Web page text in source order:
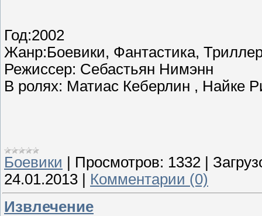
Год:2002
Жанр:Боевики, Фантастика,
Режиссер: Себастьян Нимэнн
В ролях: Матиас Кеберлин , Найке
Боевики | Просмотров: 1332 |
24.01.2013 | Комментарии (0)
Извлечение